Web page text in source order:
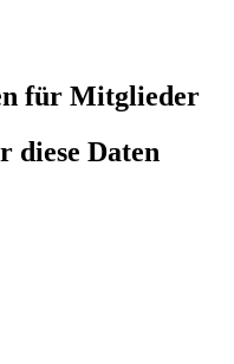
für Mitglieder
diese Daten